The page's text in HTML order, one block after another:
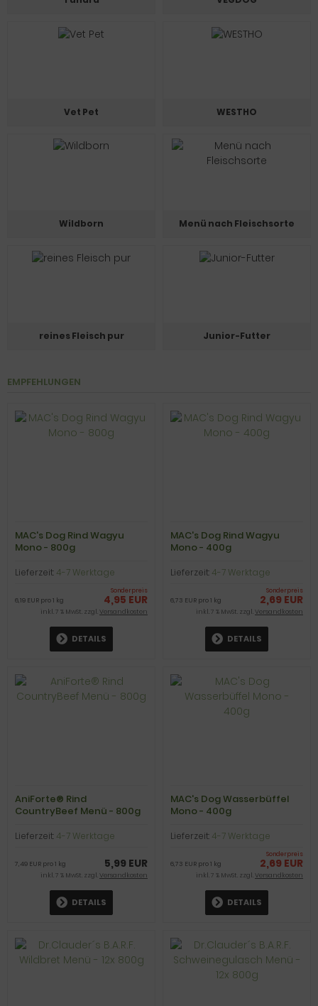
Vet Pet WESTHO
Wildborn Menü nach Fleischsorte
reines Fleisch pur Junior-Futter
EMPFEHLUNGEN
MAC's Dog Rind Wagyu
Mono - 800g
Lieferzeit: 4-7 Werktage
Sonderpreis
4,95 EUR
6,19 EUR pro 1 kg
inkl. 7 % MwSt. zzgl.Versandkosten
DETAILS
MAC's Dog Rind Wagyu
Mono - 400g
Lieferzeit: 4-7 Werktage
Sonderpreis
2,69 EUR
6,73 EUR pro 1 kg
inkl. 7 % MwSt. zzgl.Versandkosten
DETAILS
AniForte® Rind
CountryBeef Menü - 800g
Lieferzeit: 4-7 Werktage
5,99 EUR
7,49 EUR pro 1 kg
inkl. 7 % MwSt. zzgl.Versandkosten
DETAILS
MAC's Dog Wasserbüffel
Mono - 400g
Lieferzeit: 4-7 Werktage
Sonderpreis
2,69 EUR
6,73 EUR pro 1 kg
inkl. 7 % MwSt. zzgl.Versandkosten
DETAILS